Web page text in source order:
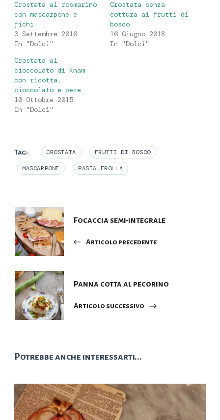
Crostata al rosmarino
con mascarpone e
fichi
3 Settembre 2016
In "Dolci"
Crostata senza
cottura ai frutti di
bosco
16 Giugno 2018
In "Dolci"
Crostata al
cioccolato di Knam
con ricotta,
cioccolato e pere
10 Ottobre 2015
In "Dolci"
Tag: CROSTATA FRUTTI DI BOSCO
MASCARPONE PASTA FROLLA
Navigazione
articoli
Focaccia semi-integrale
Articolo precedente
Panna cotta al pecorino
Articolo successivo
Potrebbe anche interessarti...